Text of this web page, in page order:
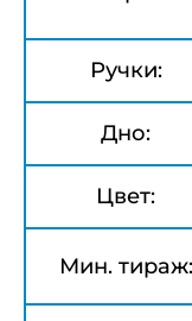
Ручки:
Дно:
Цвет:
Мин. тираж: